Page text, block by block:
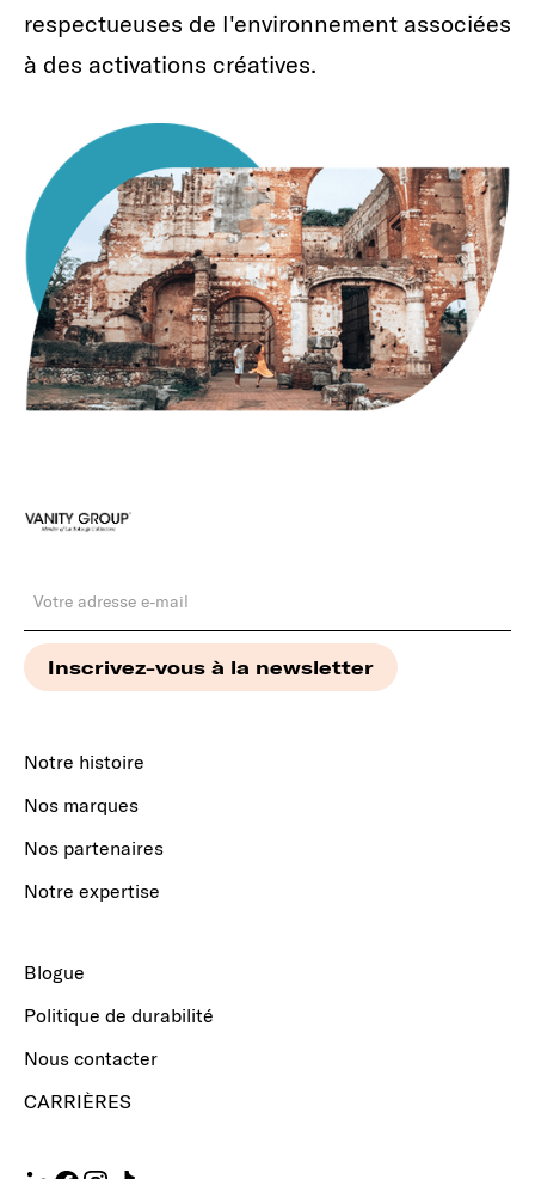
respectueuses de l'environnement associées
à des activations créatives.
Notre histoire
Nos marques
Nos partenaires
Notre expertise
Blogue
Politique de durabilité
Nous contacter
CARRIÈRES